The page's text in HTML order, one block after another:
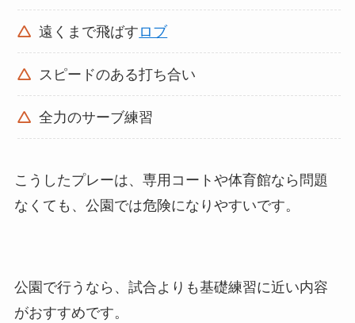
遠くまで飛ばす ロブ
スピードのある打ち合い
全力のサーブ練習
こうしたプレーは、専用コートや体育館なら問題
なくても、公園では危険になりやすいです。
公園で行うなら、試合よりも基礎練習に近い内容
がおすすめです。